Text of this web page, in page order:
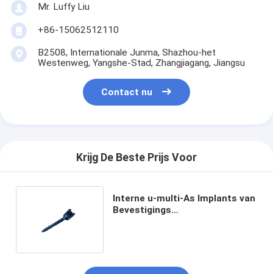
Mr. Luffy Liu
+86-15062512110
B2508, Internationale Junma, Shazhou-het
Westenweg, Yangshe-Stad, Zhangjiagang, Jiangsu
Contact nu
Krijg De Beste Prijs Voor
Interne u-multi-As Implants van
Bevestigings